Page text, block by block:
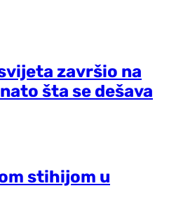
završio na
šta se dešava
stihijom u